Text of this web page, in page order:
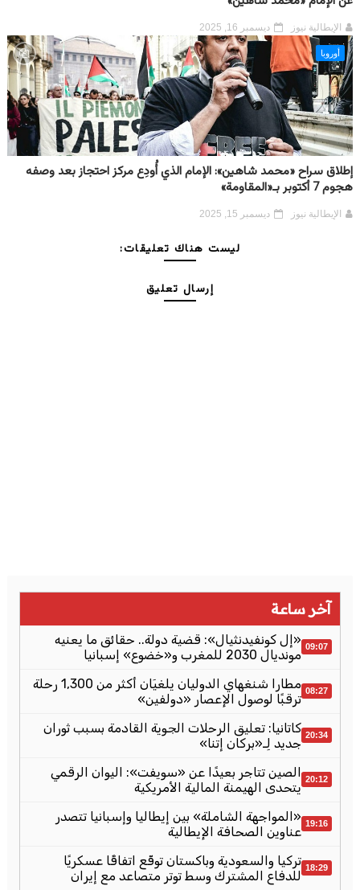
الإيطالية نيوز ديسمبر 16, 2025
أوروبا
إطلاق سراح «محمد شاهين»: الإمام الذي أُودِع مركز احتجاز بعد وصفه
هجوم 7 أكتوبر بـ«المقاومة»
الإيطالية نيوز ديسمبر 15, 2025
ليست هناك تعليقات:
إرسال تعليق
آخر ساعة
09:07 «إل كونفيدنثيال»: قضية دولة.. حقائق ما يعنيه
مونديال 2030 للمغرب و«خضوع» إسبانيا
08:27
مطارا شنغهاي الدوليان يلغيَان أكثر من 1,300 رحلة
ترقبًا لوصول الإعصار «دولفين»
20:34 كاتانيا: تعليق الرحلات الجوية القادمة بسبب ثوران
جديد لِـ«بركان إتنا»
20:12 الصين تتاجر بعيدًا عن «سويفت»: اليوان الرقمي
يتحدى الهيمنة المالية الأمريكية
19:16 «المواجهة الشاملة» بين إيطاليا وإسبانيا تتصدر
عناوين الصحافة الإيطالية
18:29 تركيا والسعودية وباكستان توقّع اتفاقًا عسكريًا
للدفاع المشترك وسط توتر متصاعد مع إيران